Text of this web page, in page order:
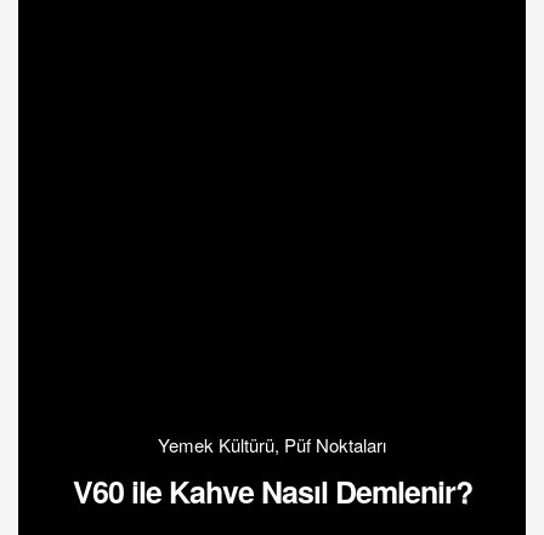
Yemek Kültürü, Püf Noktaları
V60 ile Kahve Nasıl Demlenir?